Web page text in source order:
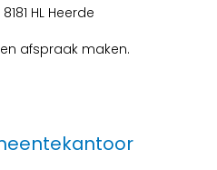
HL Heerde
afspraak maken.